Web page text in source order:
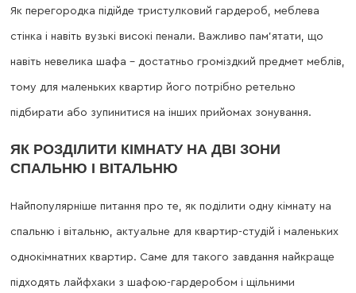
Як перегородка підійде тристулковий гардероб, меблева
стінка і навіть вузькі високі пенали. Важливо пам’ятати, що
навіть невелика шафа – достатньо громіздкий предмет меблів,
тому для маленьких квартир його потрібно ретельно
підбирати або зупинитися на інших прийомах зонування.
ЯК РОЗДІЛИТИ КІМНАТУ НА ДВІ ЗОНИ
СПАЛЬНЮ І ВІТАЛЬНЮ
Найпопулярніше питання про те, як поділити одну кімнату на
спальню і вітальню, актуальне для квартир-студій і маленьких
однокімнатних квартир. Саме для такого завдання найкраще
підходять лайфхаки з шафою-гардеробом і щільними